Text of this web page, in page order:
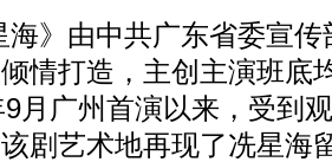
》由中共广东省委宣传
情打造，主创主演班底
月广州首演以来，受到
剧艺术地再现了冼星海